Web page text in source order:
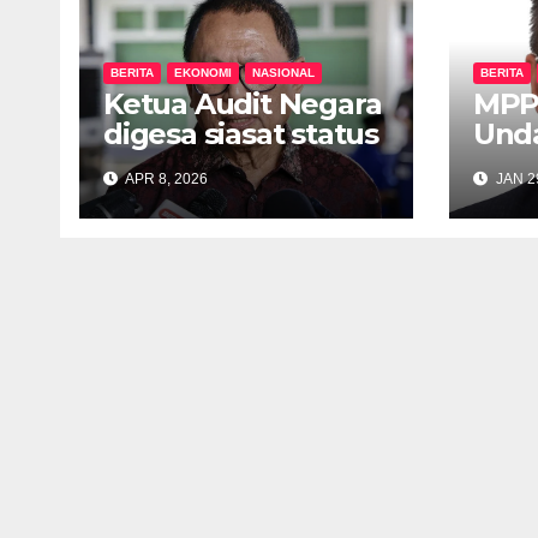
BERITA EKONOMI NASIONAL
Ketua Audit Negara
digesa siasat status
projek mesin layan
diri nasi lemak
diperkenalkan
APR 8, 2026
BERITA
JAN